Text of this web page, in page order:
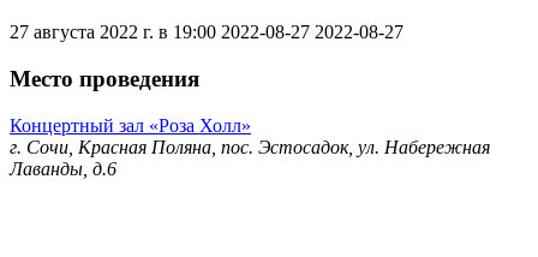
27 августа 2022 г. в 19:00 2022-08-27 2022-08-27
Место проведения
Концертный зал «Роза Холл»
г. Сочи, Красная Поляна, пос. Эстосадок, ул. Набережная
Лаванды, д.6